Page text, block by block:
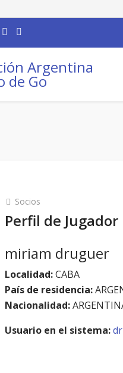
Socios
Perfil de Jugador
miriam druguer
Localidad:CABA
País de residencia:
Nacionalidad:
Usuario en el sistema: